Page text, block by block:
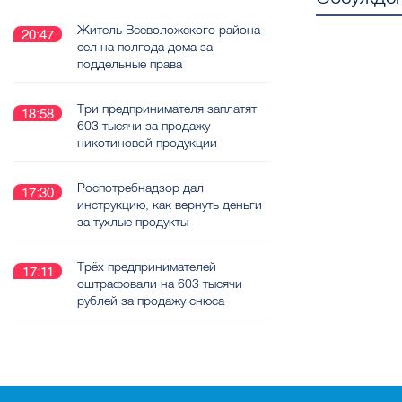
20:47
Житель Всеволожского района
сел на полгода дома за
поддельные права
18:58
Три предпринимателя заплатят
603 тысячи за продажу
никотиновой продукции
17:30
Роспотребнадзор дал
инструкцию, как вернуть деньги
за тухлые продукты
17:11
Трёх предпринимателей
оштрафовали на 603 тысячи
рублей за продажу снюса